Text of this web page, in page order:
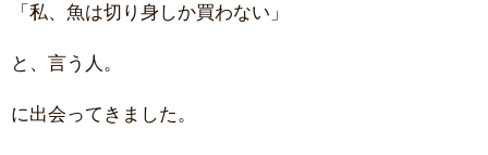
「私、魚は切り身しか買わない」
と、言う人。
に出会ってきました。